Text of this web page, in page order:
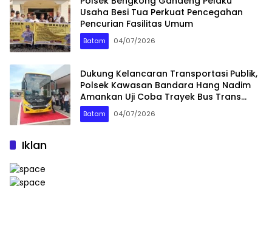
Usaha Besi Tua Perkuat Pencegahan
Pencurian Fasilitas Umum
Batam 04/07/2026
Dukung Kelancaran Transportasi Publik,
Polsek Kawasan Bandara Hang Nadim
Amankan Uji Coba Trayek Bus Trans
Batam
Batam 04/07/2026
Iklan